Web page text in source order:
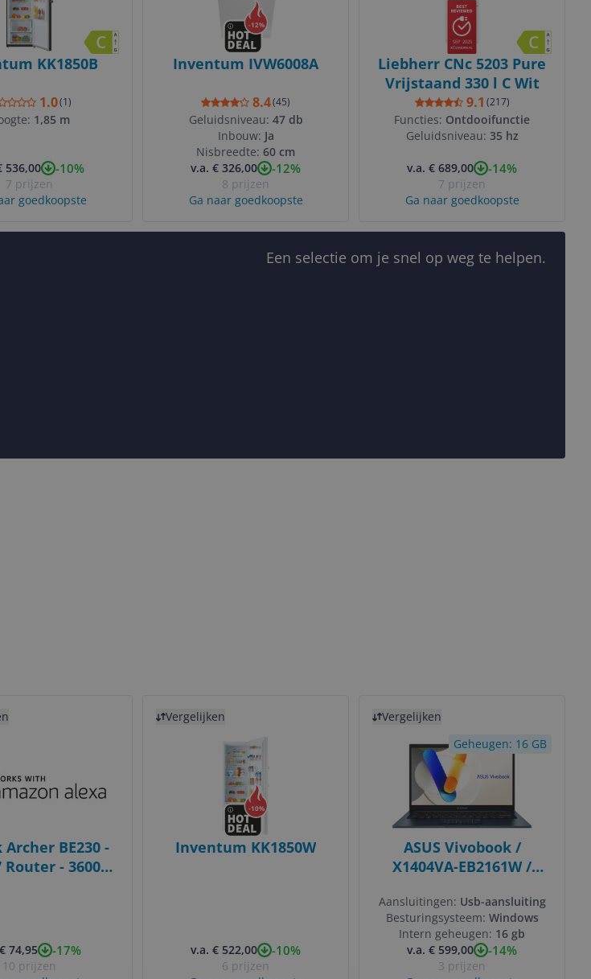
KK1850B
1.0(1)
1,85 m
536,00 -10%
7 prijzen
goedkoopste
-12%
Inventum IVW6008A
8.4(45)
Geluidsniveau: 47 db
Inbouw: Ja
Nisbreedte: 60 cm
v.a. € 326,00
-12%
8 prijzen
Ga naar goedkoopste
SEP 2025
Liebherr CNc 5203 Pure
Vrijstaand 330 l C Wit
9.1 (217)
Functies: Ontdooifunctie
Geluidsniveau: 35 hz
v.a. € 689,00 -14%
7 prijzen
Ga naar goedkoopste
Een selectie om je snel op weg te helpen.
Archer BE230 -
Router - 3600
74,95 -17%
10 prijzen
Vergelijken
-10%
Inventum KK1850W
v.a. € 522,00 -10%
6 prijzen
Vergelijken
Geheugen: 16 GB
ASUS Vivobook /
X1404VA-EB2161W /
Aansluitingen: Usb-aansluiting
Besturingsysteem: Windows
Intern geheugen: 16 gb
v.a. € 599,00
-14%
3 prijzen